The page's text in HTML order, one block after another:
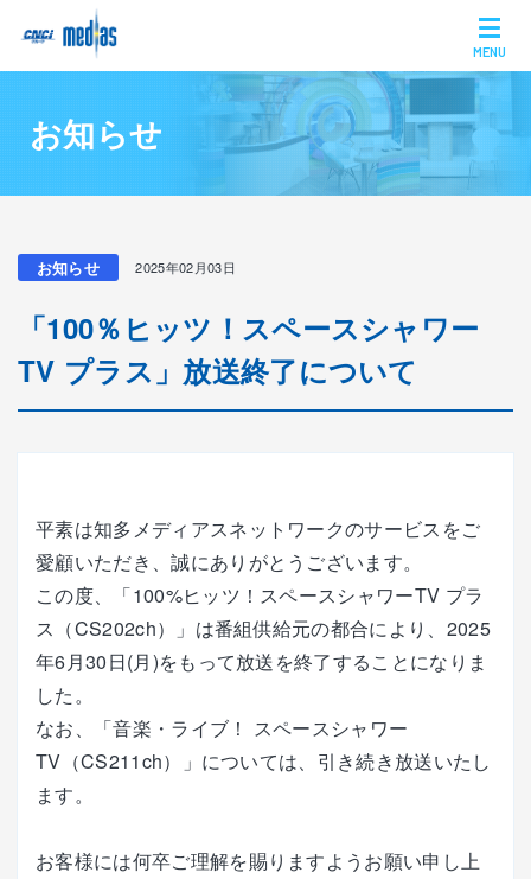
MENU
お知らせ
お知らせ 2025年02月03日
「100％ヒッツ！スペースシャワー
TV プラス」放送終了について
平素は知多メディアスネットワークのサービスをご
愛顧いただき、誠にありがとうございます。
この度、「100%ヒッツ！スペースシャワーTV プラ
ス（CS202ch）」は番組供給元の都合により、2025
年6月30日(月)をもって放送を終了することになりま
した。
なお、「音楽・ライブ！ スペースシャワー
TV（CS211ch）」については、引き続き放送いたし
ます。
お客様には何卒ご理解を賜りますようお願い申し上